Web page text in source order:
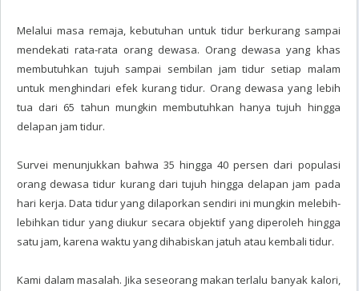
Melalui masa remaja, kebutuhan untuk tidur berkurang sampai
mendekati rata-rata orang dewasa. Orang dewasa yang khas
membutuhkan tujuh sampai sembilan jam tidur setiap malam
untuk menghindari efek kurang tidur. Orang dewasa yang lebih
tua dari 65 tahun mungkin membutuhkan hanya tujuh hingga
delapan jam tidur.
Survei menunjukkan bahwa 35 hingga 40 persen dari populasi
orang dewasa tidur kurang dari tujuh hingga delapan jam pada
hari kerja. Data tidur yang dilaporkan sendiri ini mungkin melebih-
lebihkan tidur yang diukur secara objektif yang diperoleh hingga
satu jam, karena waktu yang dihabiskan jatuh atau kembali tidur.
Kami dalam masalah. Jika seseorang makan terlalu banyak kalori,